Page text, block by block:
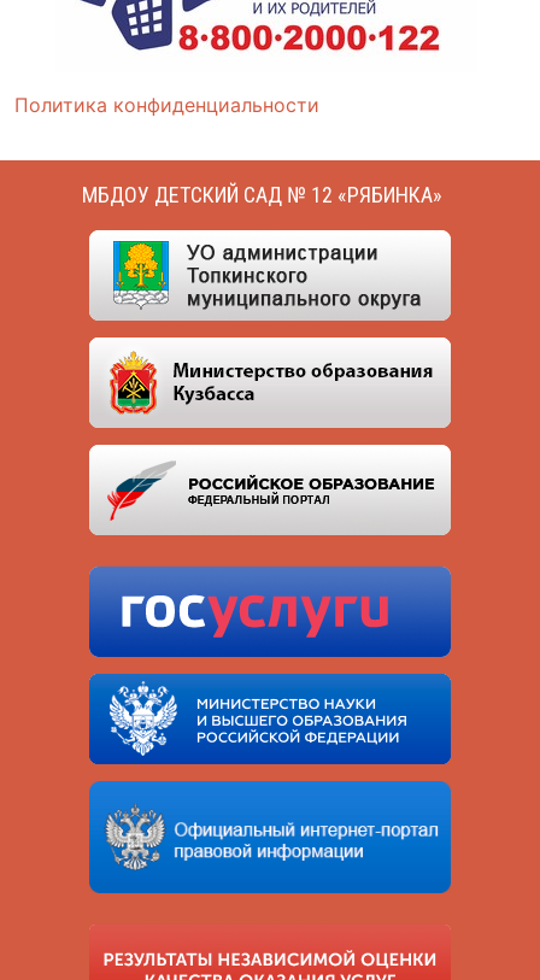
Политика конфиденциальности
МБДОУ ДЕТСКИЙ САД № 12 «РЯБИНКА»